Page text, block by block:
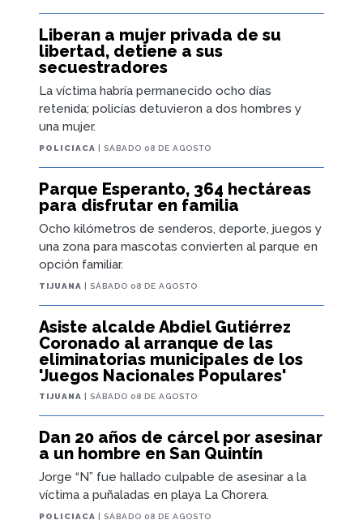
Liberan a mujer privada de su
libertad, detiene a sus
secuestradores
La víctima habría permanecido ocho días
retenida; policías detuvieron a dos hombres y
una mujer.
POLICIACA | SÁBADO 08 DE AGOSTO
Parque Esperanto, 364 hectáreas
para disfrutar en familia
Ocho kilómetros de senderos, deporte, juegos y
una zona para mascotas convierten al parque en
opción familiar.
TIJUANA | SÁBADO 08 DE AGOSTO
Asiste alcalde Abdiel Gutiérrez
Coronado al arranque de las
eliminatorias municipales de los
'Juegos Nacionales Populares'
TIJUANA | SÁBADO 08 DE AGOSTO
Dan 20 años de cárcel por asesinar
a un hombre en San Quintín
Jorge “N” fue hallado culpable de asesinar a la
víctima a puñaladas en playa La Chorera.
POLICIACA | SÁBADO 08 DE AGOSTO